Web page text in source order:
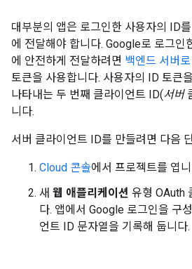
대부분의 앱은 로그인한 사용자의 ID
에 전달해야 합니다. Google로 로그인
에 안전하게 전달하려면 백엔드 서버
토큰을 사용합니다. 사용자의 ID 토큰
나타내는 두 번째 클라이언트 ID(서버
니다.
서버 클라이언트 ID를 만들려면 다음
Cloud 콘솔에서 프로젝트를 엽
새 웹 애플리케이션 유형 OAuth
다. 앱에서 Google 로그인을 구
언트 ID 문자열을 기록해 둡니다.